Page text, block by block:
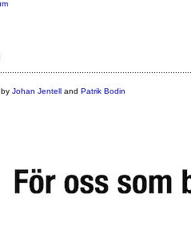
Johan Jentelland Patrik Bodin